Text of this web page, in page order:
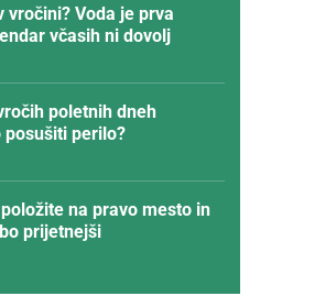
vročini? Voda je prva
včasih ni dovolj
poletnih dneh
posušiti perilo?
na pravo mesto in
prijetnejši